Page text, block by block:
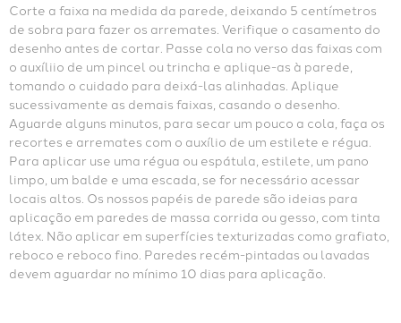
Corte a faixa na medida da parede, deixando 5 centímetros
de sobra para fazer os arremates. Verifique o casamento do
desenho antes de cortar. Passe cola no verso das faixas com
o auxíliio de um pincel ou trincha e aplique-as à parede,
tomando o cuidado para deixá-las alinhadas. Aplique
sucessivamente as demais faixas, casando o desenho.
Aguarde alguns minutos, para secar um pouco a cola, faça os
recortes e arremates com o auxílio de um estilete e régua.
Para aplicar use uma régua ou espátula, estilete, um pano
limpo, um balde e uma escada, se for necessário acessar
locais altos. Os nossos papéis de parede são ideias para
aplicação em paredes de massa corrida ou gesso, com tinta
látex. Não aplicar em superfícies texturizadas como grafiato,
reboco e reboco fino. Paredes recém-pintadas ou lavadas
devem aguardar no mínimo 10 dias para aplicação.